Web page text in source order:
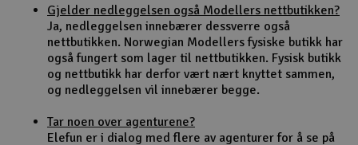
Solenergi
Sparkesykler & elkjøretøy
Gjelder nedleggelsen også Modellers nettbutikken?
Ja, nedleggelsen innebærer dessverre også
nettbutikken. Norwegian Modellers fysiske butikk har
også fungert som lager til nettbutikken. Fysisk butikk
og nettbutikk har derfor vært nært knyttet sammen,
og nedleggelsen vil innebærer begge.
Tar noen over agenturene?
Elefun er i dialog med flere av agenturer for å se på